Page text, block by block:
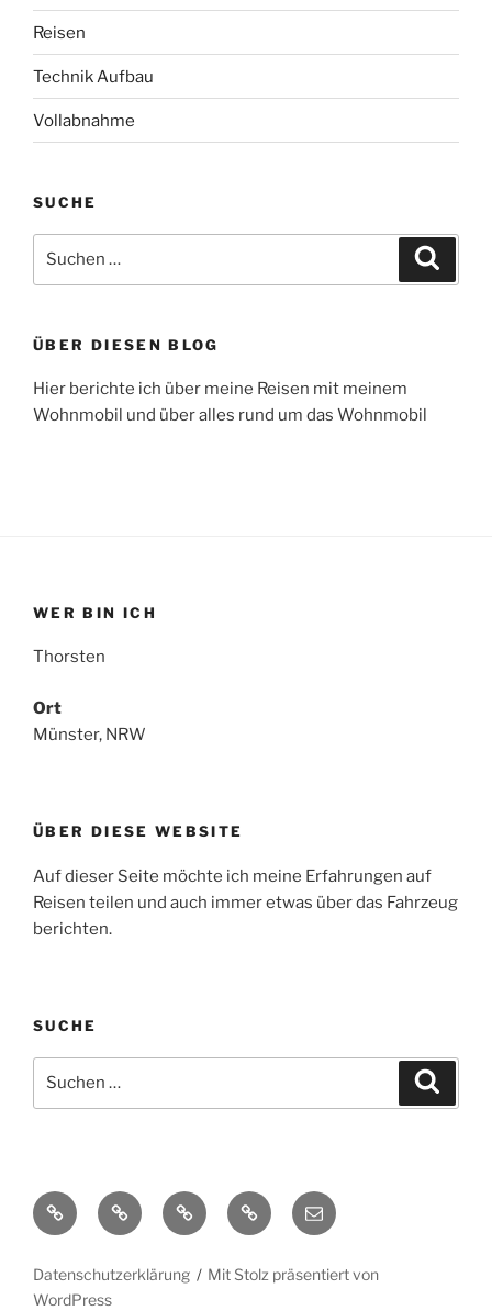
Reisen
Technik Aufbau
Vollabnahme
SUCHE
Suche
ÜBER DIESEN BLOG
Hier berichte ich über meine Reisen mit meinem
Wohnmobil und über alles rund um das Wohnmobil
WER BIN ICH
Thorsten
Ort
Münster, NRW
ÜBER DIESE WEBSITE
Auf dieser Seite möchte ich meine Erfahrungen auf
Reisen teilen und auch immer etwas über das Fahrzeug
berichten.
SUCHE
Suche
Yelp FacebookTwitter Instagram
E-
Mail
Datenschutzerklärung
Mit Stolz präsentiert von
WordPress